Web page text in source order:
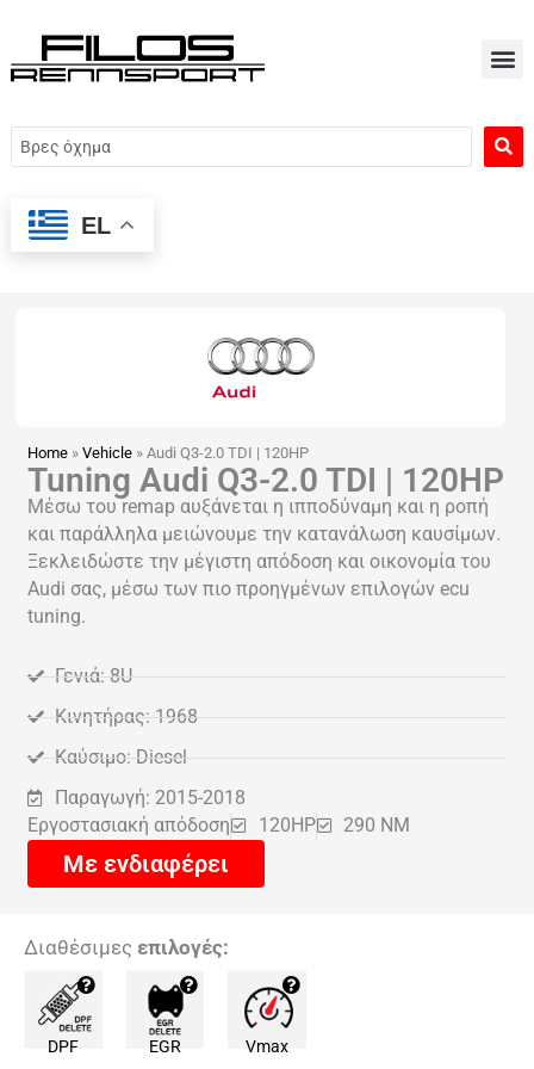
περιεχόμενο
Search
...
EL
Home »Vehicle »Audi Q3-2.0 TDI | 120HP
Tuning Audi Q3-2.0 TDI | 120HP
Μέσω του remap αυξάνεται η ιπποδύναμη και η ροπή
και παράλληλα μειώνουμε την κατανάλωση καυσίμων.
Ξεκλειδώστε την μέγιστη απόδοση και οικονομία του
Audi σας, μέσω των πιο προηγμένων επιλογών ecu
tuning.
Γενιά: 8U
Κινητήρας: 1968
Καύσιμο: Diesel
Παραγωγή: 2015-2018
Εργοστασιακή απόδοση
120HP 290 NM
Με ενδιαφέρει
Διαθέσιμες επιλογές:
DPF EGR Vmax